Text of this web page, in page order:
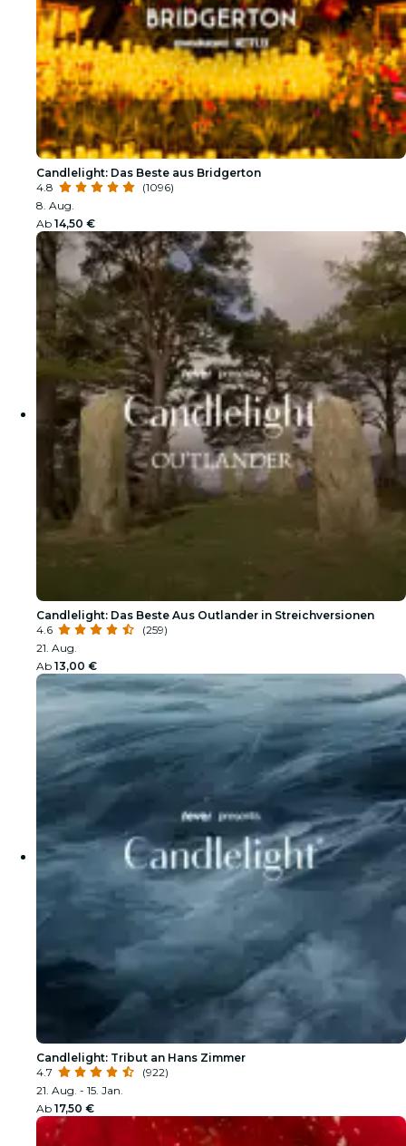
Candlelight: Das Beste aus Bridgerton
4.8
(1096)
8. Aug.
Ab 14,50 €
Candlelight: Das Beste Aus Outlander in Streichversionen
4.6
(259)
21. Aug.
Ab 13,00 €
Candlelight: Tribut an Hans Zimmer
4.7
(922)
21. Aug. - 15. Jan.
Ab 17,50 €